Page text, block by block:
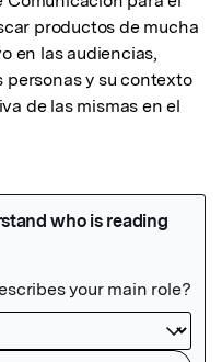
productos de mucha
en las audiencias,
personas y su contexto
de las mismas en el